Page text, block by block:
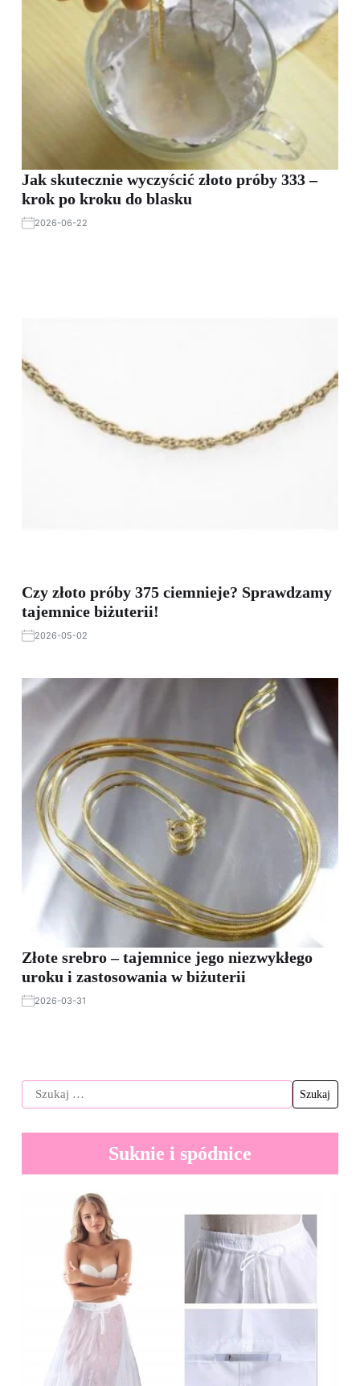
Jak skutecznie wyczyścić złoto próby 333 –
krok po kroku do blasku
2026-06-22
Czy złoto próby 375 ciemnieje? Sprawdzamy
tajemnice biżuterii!
2026-05-02
Złote srebro – tajemnice jego niezwykłego
uroku i zastosowania w biżuterii
2026-03-31
Suknie i spódnice